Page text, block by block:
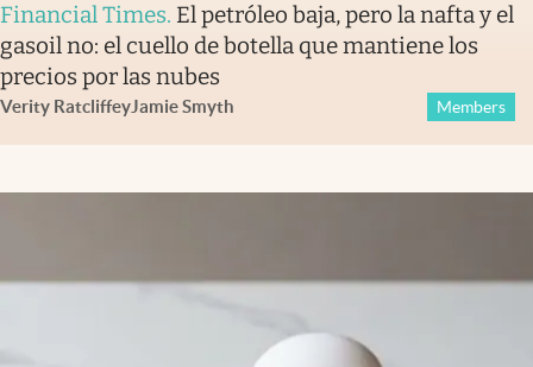
Financial Times. El petróleo baja, pero la nafta y el
gasoil no: el cuello de botella que mantiene los
precios por las nubes
Verity RatcliffeyJamie Smyth Members